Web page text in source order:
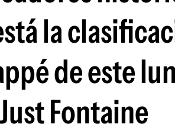
la
de este
Fontaine